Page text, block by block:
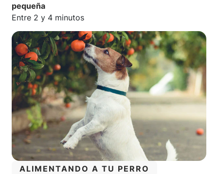
pequeña
Tiempo estimado de lectura:
Entre 2 y 4 minutos
CATEGORÍA:
ALIMENTANDO A TU PERRO